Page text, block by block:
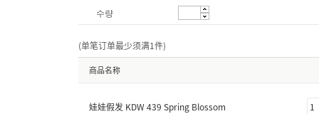
수량
(单笔订单最少须满1件)
商品名称
娃娃假发 KDW 439 Spring Blossom